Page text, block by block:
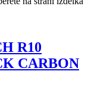
R10
CARBON